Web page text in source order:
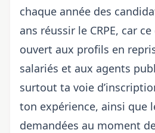
chaque année des
ans réussir le CRPE, car
ouvert aux profils en
salariés et aux agents
surtout ta voie
ton expérience, ainsi que
demandées au moment